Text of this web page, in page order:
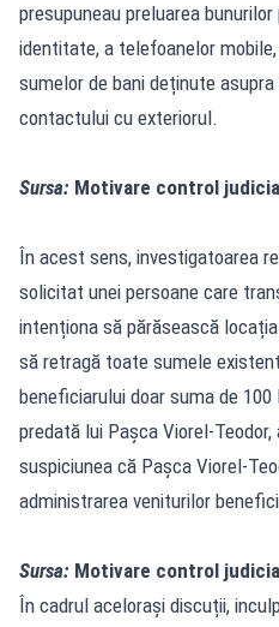
presupuneau preluarea
identitate, a telefoanelor
sumelor de bani deținute
contactului cu exteriorul.
Sursa: Motivare control
În acest sens, investigatoarea
solicitat unei persoane care
intenționa să părăsească
să retragă toate sumele
beneficiarului doar suma de
predată lui Pașca Viorel-
suspiciunea că Pașca Viorel-
administrarea veniturilor
Sursa: Motivare control
În cadrul acelorași discuții,